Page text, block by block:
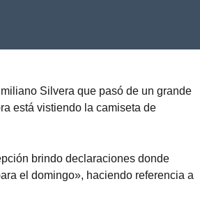
Silvera que pasó de un grande
está vistiendo la camiseta de
brindo declaraciones donde
el domingo», haciendo referencia a